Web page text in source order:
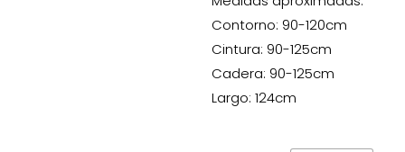
Contorno: 90-120cm
Cintura: 90-125cm
Cadera: 90-125cm
Largo: 124cm